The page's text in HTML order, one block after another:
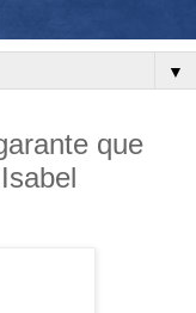
▼
que